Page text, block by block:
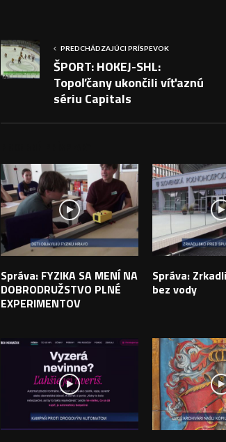
PREDCHÁDZAJÚCI PRÍSPEVOK
ŠPORT: HOKEJ-SHL:
Topoľčany ukončili víťaznú
sériu Capitals
Správa: FYZIKA SA MENÍ NA
DOBRODRUŽSTVO PLNÉ
EXPERIMENTOV
Správa:
bez vody